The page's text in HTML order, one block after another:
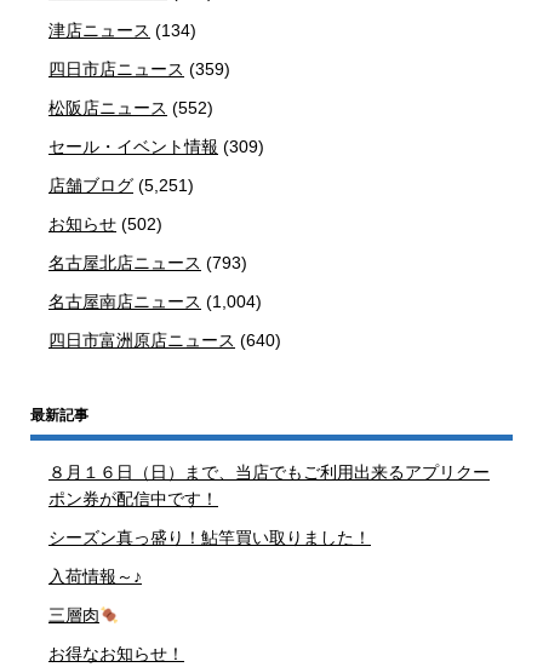
津店ニュース (134)
四日市店ニュース (359)
松阪店ニュース (552)
セール・イベント情報 (309)
店舗ブログ (5,251)
お知らせ (502)
名古屋北店ニュース (793)
名古屋南店ニュース (1,004)
四日市富洲原店ニュース (640)
最新記事
８月１６日（日）まで、当店でもご利用出来るアプリクー
ポン券が配信中です！
シーズン真っ盛り！鮎竿買い取りました！
入荷情報～♪
三層肉
お得なお知らせ！